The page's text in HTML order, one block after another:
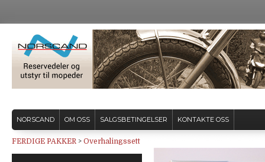
NORSCAND OM OSS SALGSBETINGELSER KONTAKTE OSS
FERDIGE PAKKER > Overhalingssett